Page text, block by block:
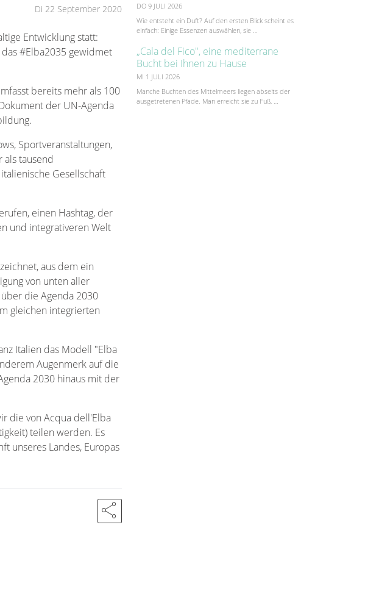
Di 22 September 2020
Entwicklung statt:
#Elba2035 gewidmet
bereits mehr als 100
der UN-Agenda
Sportveranstaltungen,
als tausend
Gesellschaft
einen Hashtag, der
und integrativeren Welt
aus dem ein
von unten aller
die Agenda 2030
gleichen integrierten
Italien das Modell "Elba
Augenmerk auf die
2030 hinaus mit der
die von Acqua dell'Elba
teilen werden. Es
unseres Landes, Europas
share
DO 9 JULI 2026
Wie entsteht ein Duft? Auf den ersten Blick scheint es
einfach: Einige Essenzen auswählen, sie …
„Cala del Fico", eine mediterrane
Bucht bei Ihnen zu Hause
MI 1 JULI 2026
Manche Buchten des Mittelmeers liegen abseits der
ausgetretenen Pfade. Man erreicht sie zu Fuß, …